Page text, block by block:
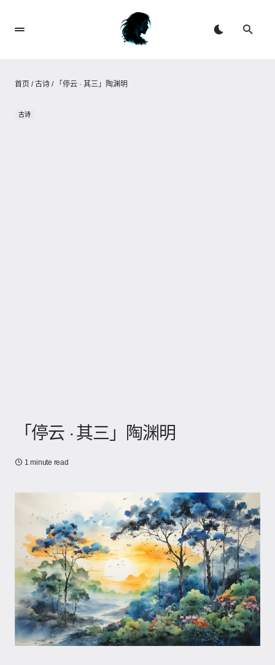
首页 /古诗 / 「停云 · 其三」陶渊明
古诗
「停云 · 其三」陶渊明
1 minute read